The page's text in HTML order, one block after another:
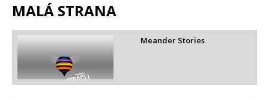
MALÁ STRANA
Meander Stories